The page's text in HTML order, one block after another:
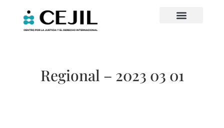
Regional – 2023 03 01